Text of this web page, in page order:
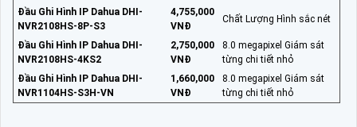
Đầu Ghi Hình IP Dahua DHI-
NVR2108HS-8P-S3
4,755,000
VNĐ
Chất Lượng Hình sắc nét
Đầu Ghi Hình IP Dahua DHI-
NVR2108HS-4KS2
2,750,000
VNĐ
8.0 megapixel Giám sát
từng chi tiết nhỏ
Đầu Ghi Hình IP Dahua DHI-
NVR1104HS-S3H-VN
1,660,000
VNĐ
8.0 megapixel Giám sát
từng chi tiết nhỏ